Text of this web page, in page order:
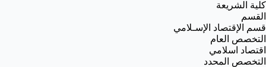
كلية الشريعة
القسم
قسم الإقتصاد الإسـلامي
التخصص العام
اقتصاد اسلامي
التخصص المحدد